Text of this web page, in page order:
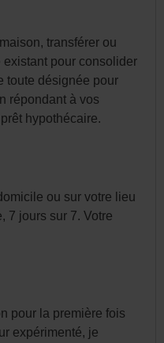
transférer ou
pour consolider
toute désignée pour
répondant à vos
hypothécaire.
ou sur votre lieu
7 jours sur 7. Votre
pour la première fois
expérimenté, je
page
au
besoin.